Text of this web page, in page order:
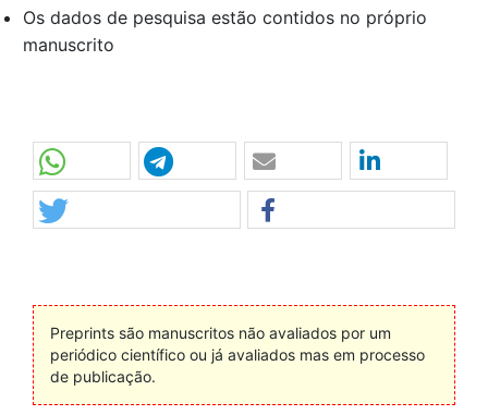
Os dados de pesquisa estão contidos no próprio
manuscrito
Preprints são manuscritos não avaliados por um
periódico científico ou já avaliados mas em processo
de publicação.